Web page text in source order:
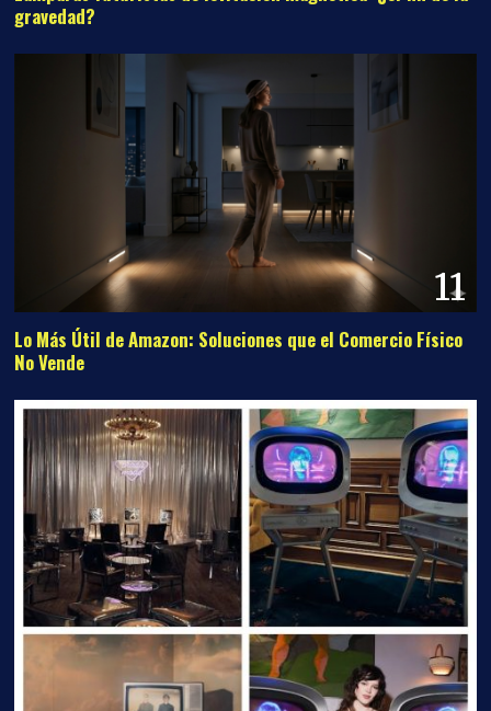
gravedad?
11
Lo Más Útil de Amazon: Soluciones que el Comercio Físico
No Vende